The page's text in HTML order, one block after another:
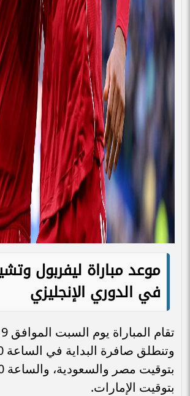
موعد مباراة ليفربول
في الدوري الإنجليزي
بتوقيت الإمارات.